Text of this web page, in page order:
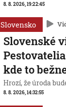
8. 8. 2026, 19:22:45
Slovensko
Slovenské
kde to
Hrozí, že úroda
8. 8. 2026, 14:32:55